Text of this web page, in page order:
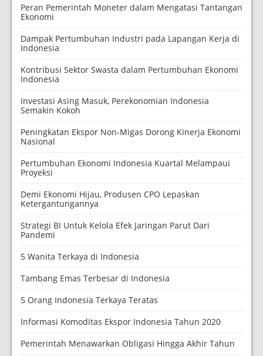
Peran Pemerintah Moneter dalam Mengatasi Tantangan
Ekonomi
Dampak Pertumbuhan Industri pada Lapangan Kerja di
Indonesia
Kontribusi Sektor Swasta dalam Pertumbuhan Ekonomi
Indonesia
Investasi Asing Masuk, Perekonomian Indonesia
Semakin Kokoh
Peningkatan Ekspor Non-Migas Dorong Kinerja Ekonomi
Nasional
Pertumbuhan Ekonomi Indonesia Kuartal Melampaui
Proyeksi
Demi Ekonomi Hijau, Produsen CPO Lepaskan
Ketergantungannya
Strategi BI Untuk Kelola Efek Jaringan Parut Dari
Pandemi
5 Wanita Terkaya di Indonesia
Tambang Emas Terbesar di Indonesia
5 Orang Indonesia Terkaya Teratas
Informasi Komoditas Ekspor Indonesia Tahun 2020
Pemerintah Menawarkan Obligasi Hingga Akhir Tahun